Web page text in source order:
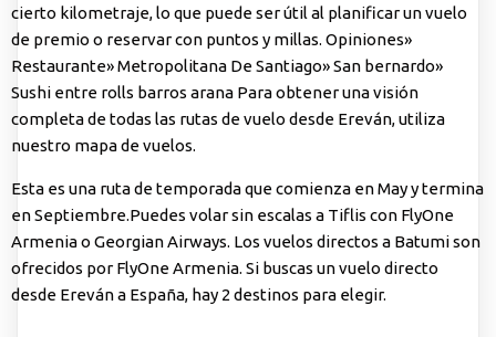
cierto kilometraje, lo que puede ser útil al planificar un vuelo
de premio o reservar con puntos y millas. Opiniones»
Restaurante» Metropolitana De Santiago» San bernardo»
Sushi entre rolls barros arana Para obtener una visión
completa de todas las rutas de vuelo desde Ereván, utiliza
nuestro mapa de vuelos.
Esta es una ruta de temporada que comienza en May y termina
en Septiembre.Puedes volar sin escalas a Tiflis con FlyOne
Armenia o Georgian Airways. Los vuelos directos a Batumi son
ofrecidos por FlyOne Armenia. Si buscas un vuelo directo
desde Ereván a España, hay 2 destinos para elegir.